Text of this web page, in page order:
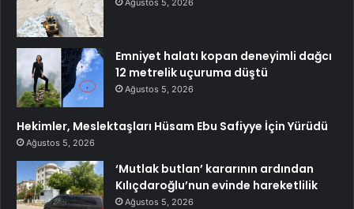
Emniyet halatı kopan deneyimli dağcı
12 metrelik uçuruma düştü
Ağustos 5, 2026
Hekimler, Meslektaşları Hüsam Ebu Safiyye İçin Yürüdü
Ağustos 5, 2026
‘Mutlak butlan’ kararının ardından
Kılıçdaroğlu’nun evinde hareketlilik
Ağustos 5, 2026